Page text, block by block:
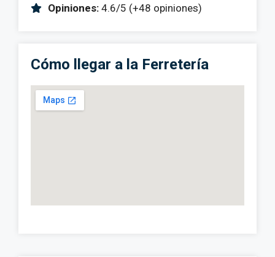
Opiniones: 4.6/5 (+48 opiniones)
Cómo llegar a la Ferretería